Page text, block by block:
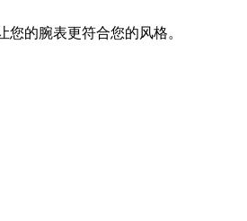
的腕表更符合您的风格。